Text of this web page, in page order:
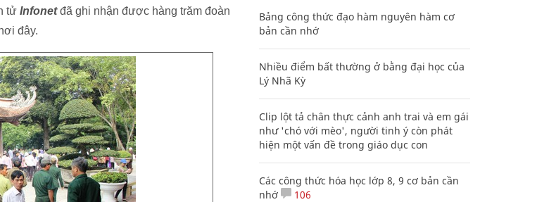
tử Infonetđã ghi nhận được hàng trăm đoàn
đây.
Bảng công thức đạo hàm nguyên hàm cơ
bản cần nhớ
Nhiều điểm bất thường ở bằng đại học của
Lý Nhã Kỳ
Clip lột tả chân thực cảnh anh trai và em gái
như 'chó với mèo', người tinh ý còn phát
hiện một vấn đề trong giáo dục con
Các công thức hóa học lớp 8, 9 cơ bản cần
nhớ
106